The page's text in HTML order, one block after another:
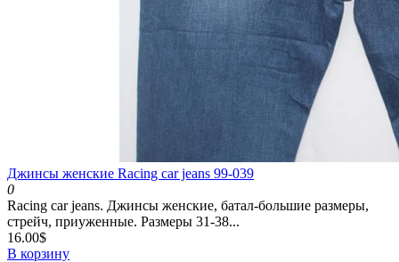
Джинсы женские Racing car jeans 99-039
0
Racing car jeans. Джинсы женские, батал-большие размеры,
стрейч, приуженные. Размеры 31-38...
16.00$
В корзину